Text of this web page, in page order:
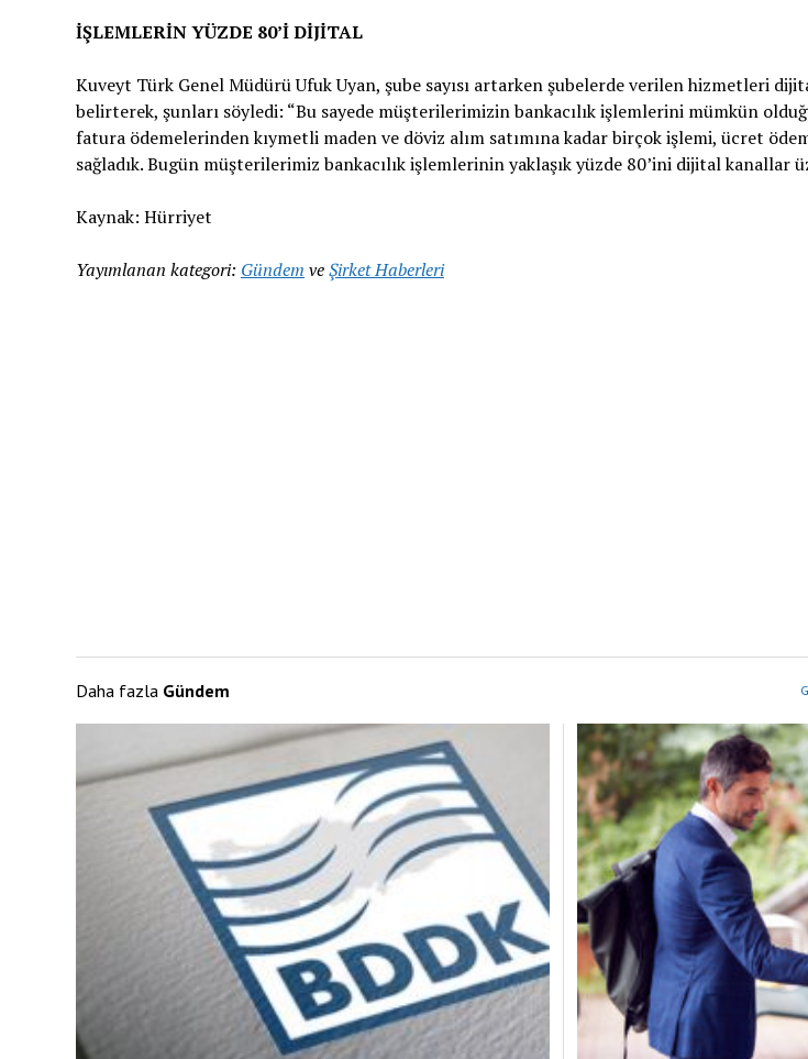
İŞLEMLERİN YÜZDE 80’İ DİJİTAL
Kuveyt Türk Genel Müdürü Ufuk Uyan, şube sayısı artarken şubelerde verilen hizmetleri
belirterek, şunları söyledi: “Bu sayede müşterilerimizin bankacılık işlemlerini mümkün
fatura ödemelerinden kıymetli maden ve döviz alım satımına kadar birçok işlemi, ücret
sağladık. Bugün müşterilerimiz bankacılık işlemlerinin yaklaşık yüzde 80’ini dijital kanallar
Kaynak: Hürriyet
Yayımlanan kategori: Gündem veŞirket Haberleri
Daha fazla Gündem